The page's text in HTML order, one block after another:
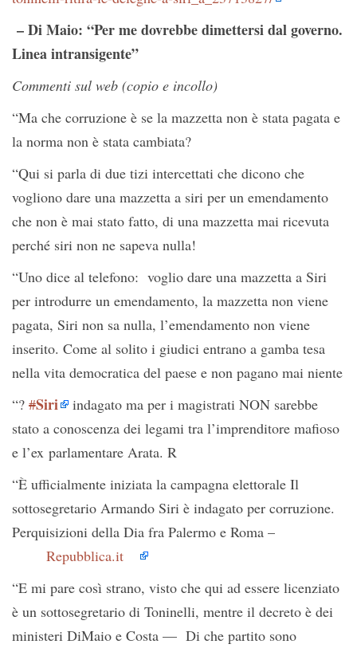
– Di Maio: “Per me dovrebbe dimettersi dal governo.
Linea intransigente”
Commenti sul web (copio e incollo)
“Ma che corruzione è se la mazzetta non è stata pagata e
la norma non è stata cambiata?
“Qui si parla di due tizi intercettati che dicono che
vogliono dare una mazzetta a siri per un emendamento
che non è mai stato fatto, di una mazzetta mai ricevuta
perché siri non ne sapeva nulla!
“Uno dice al telefono: voglio dare una mazzetta a Siri
per introdurre un emendamento, la mazzetta non viene
pagata, Siri non sa nulla, l’emendamento non viene
inserito. Come al solito i giudici entrano a gamba tesa
nella vita democratica del paese e non pagano mai niente
“? #Siri
indagato ma per i magistrati NON sarebbe
stato a conoscenza dei legami tra l’imprenditore mafioso
e l’ex parlamentare Arata. R
“È ufficialmente iniziata la campagna elettorale Il
sottosegretario Armando Siri è indagato per corruzione.
Perquisizioni della Dia fra Palermo e Roma –
Repubblica.it
“E mi pare così strano, visto che qui ad essere licenziato
è un sottosegretario di Toninelli, mentre il decreto è dei
ministeri DiMaio e Costa — Di che partito sono